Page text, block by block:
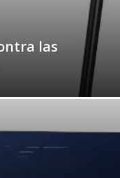
las